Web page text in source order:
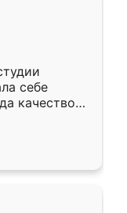
себе
качеством
уже почти